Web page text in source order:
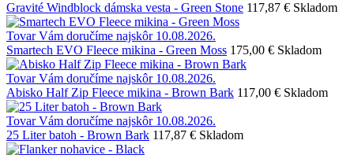
Gravité Windblock dámska vesta - Green Stone 117,87 € Skladom
Tovar Vám doručíme najskôr 10.08.2026.
Smartech EVO Fleece mikina - Green Moss 175,00 € Skladom
Tovar Vám doručíme najskôr 10.08.2026.
Abisko Half Zip Fleece mikina - Brown Bark 117,00 € Skladom
Tovar Vám doručíme najskôr 10.08.2026.
25 Liter batoh - Brown Bark 117,87 € Skladom